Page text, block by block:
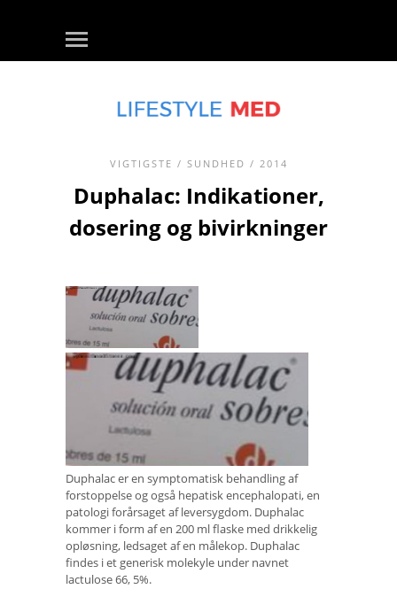
VIGTIGSTE / SUNDHED / 2014
Duphalac: Indikationer,
dosering og bivirkninger
Duphalac er en symptomatisk behandling af
forstoppelse og også hepatisk encephalopati, en
patologi forårsaget af leversygdom. Duphalac
kommer i form af en 200 ml flaske med drikkelig
opløsning, ledsaget af en målekop. Duphalac
findes i et generisk molekyle under navnet
lactulose 66, 5%.